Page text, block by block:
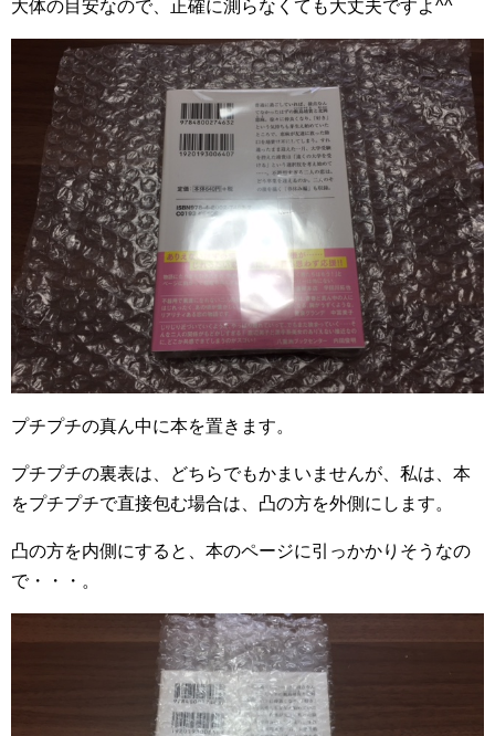
大体の目安なので、正確に測らなくても大丈夫ですよ^^
プチプチの真ん中に本を置きます。
プチプチの裏表は、どちらでもかまいませんが、私は、本
をプチプチで直接包む場合は、凸の方を外側にします。
凸の方を内側にすると、本のページに引っかかりそうなの
で・・・。